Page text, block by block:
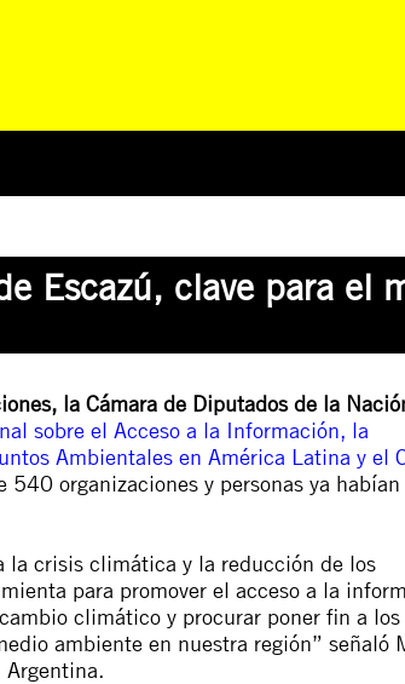
Escazú, clave para el
la Cámara de Diputados de la
sobre el Acceso a la Información, la
Ambientales en América Latina y el
540 organizaciones y personas ya habían
la crisis climática y la reducción de los
para promover el acceso a la
climático y procurar poner fin a los
ambiente en nuestra región” señaló